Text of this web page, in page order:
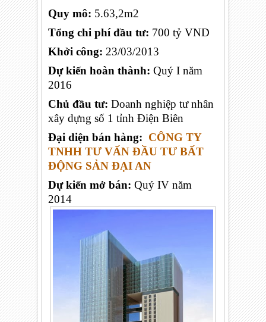
Quy mô: 5.63,2m2
Tổng chi phí đầu tư: 700 tỷ VND
Khởi công: 23/03/2013
Dự kiến hoàn thành: Quý I năm
2016
Chủ đầu tư: Doanh nghiệp tư nhân
xây dựng số 1 tỉnh Điện Biên
Đại diện bán hàng: CÔNG TY
TNHH TƯ VẤN ĐẦU TƯ BẤT
ĐỘNG SẢN ĐẠI AN
Dự kiến mở bán: Quý IV năm
2014